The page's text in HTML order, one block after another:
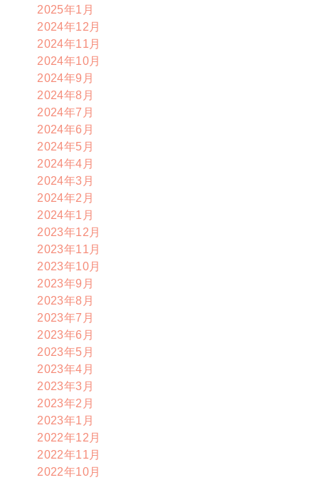
2025年1月
2024年12月
2024年11月
2024年10月
2024年9月
2024年8月
2024年7月
2024年6月
2024年5月
2024年4月
2024年3月
2024年2月
2024年1月
2023年12月
2023年11月
2023年10月
2023年9月
2023年8月
2023年7月
2023年6月
2023年5月
2023年4月
2023年3月
2023年2月
2023年1月
2022年12月
2022年11月
2022年10月